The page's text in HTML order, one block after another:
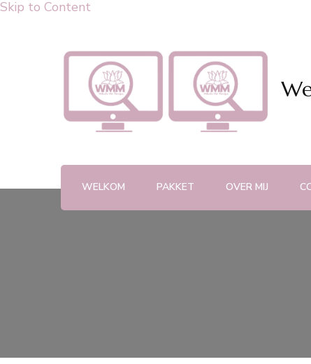
Skip to Content
WELKOM PAKKET OVER MIJ